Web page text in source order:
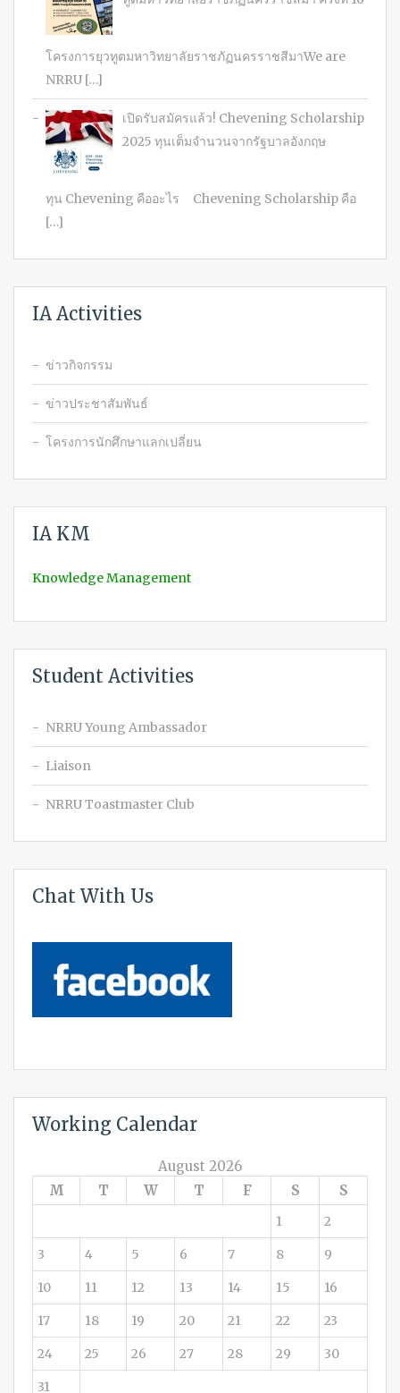
โครงการยุวทูตมหาวิทยาลัยราชภัฏนครราชสีมาWe are
NRRU […]
เปิดรับสมัครแล้ว! Chevening Scholarship
2025 ทุนเต็มจำนวนจากรัฐบาลอังกฤษ
ทุน Chevening คืออะไร Chevening Scholarship คือ
[…]
IA Activities
ข่าวกิจกรรม
ข่าวประชาสัมพันธ์
โครงการนักศึกษาแลกเปลี่ยน
IA KM
Knowledge Management
Student Activities
NRRU Young Ambassador
Liaison
NRRU Toastmaster Club
Chat With Us
Working Calendar
August 2026
M
T W T F S S
1 2
3 4 5 6 7 8 9
10 11 12 13 14 15 16
17 18 19 20 21 22 23
24 25 26 27 28 29 30
31